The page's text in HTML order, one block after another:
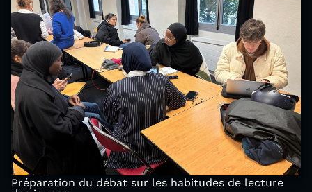
Préparation du débat sur les habitudes de lecture